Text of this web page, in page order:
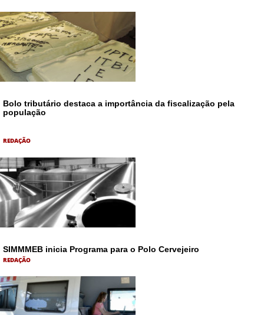
Bolo tributário destaca a importância da fiscalização pela
população
REDAÇÃO
SIMMMEB inicia Programa para o Polo Cervejeiro
REDAÇÃO